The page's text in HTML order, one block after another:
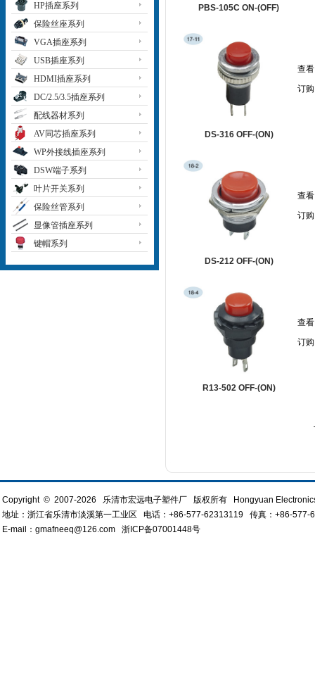
HP插座系列
保险丝座系列
VGA插座系列
USB插座系列
HDMI插座系列
DC/2.5/3.5插座系列
配线器材系列
AV同芯插座系列
WP外接线插座系列
DSW端子系列
叶片开关系列
保险丝管系列
显像管插座系列
键帽系列
PBS-105C ON-(OFF)
查看
订购
DS-316 OFF-(ON)
查看
订购
DS-212 OFF-(ON)
查看
订购
R13-502 OFF-(ON)
Copyright © 2007-2026 乐清市宏远电子塑件厂 版权所有 Hongyuan
地址：浙江省乐清市淡溪第一工业区 电话：+86-577-62313119 传真：+86-
E-mail：gmafneeq@126.com 浙ICP备07001448号